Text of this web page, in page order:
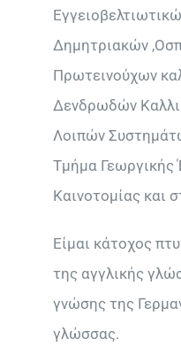
Δημητριακών
Πρωτεινούχων
Δενδρωδών
Λοιπών
Τμήμα Γεωργικής
Καινοτομίας και
Είμαι κάτοχος
της αγγλικής
γνώσης της
γλώσσας.